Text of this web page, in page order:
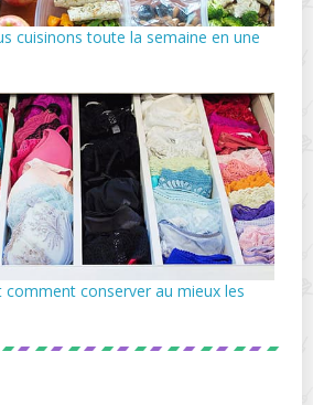
cuisinons toute la semaine en une
comment conserver au mieux les